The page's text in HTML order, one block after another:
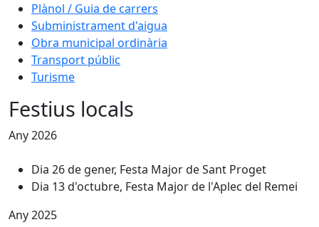
Plànol / Guia de carrers
Subministrament d'aigua
Obra municipal ordinària
Transport públic
Turisme
Festius locals
Any 2026
Dia 26 de gener, Festa Major de Sant Proget
Dia 13 d'octubre, Festa Major de l'Aplec del Remei
Any 2025